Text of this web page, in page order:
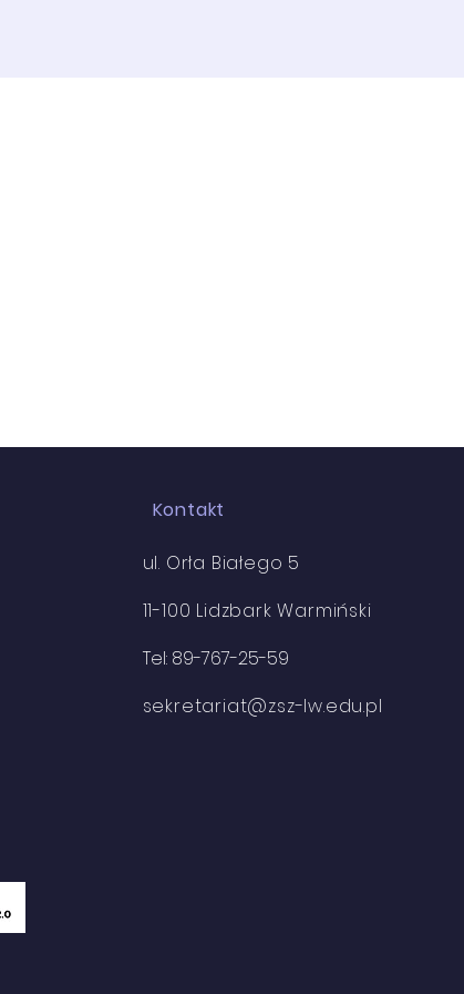
Kontakt
ul. Orła Białego 5
11-100 Lidzbark Warmiński
Tel: 89-767-25-59
sekretariat@zsz-lw.edu.pl